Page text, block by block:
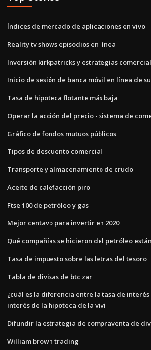
Índices de mercado de aplicaciones en vivo
Reality tv shows episodios en línea
Inversión kirkpatricks y estrategias
Inicio de sesión de banca móvil en línea de
Tasa de hipoteca flotante más baja
Operar la acción del precio - sistema de
Gráfico de fondos mutuos públicos
Tipos de descuento comercial
Transporte y almacenamiento de crudo
Aceite de calefacción piro
Ftse 100 de petróleo y gas
Mejor centavo para invertir en 2020
Qué compañías se hicieron del petróleo
Tasa de impuesto sobre las letras del tesoro
Tabla de divisas de btc zar
¿cuál es la diferencia entre la tasa de interés
interés de la hipoteca de la vivi
Difundir la estrategia de compraventa de
William brown trading